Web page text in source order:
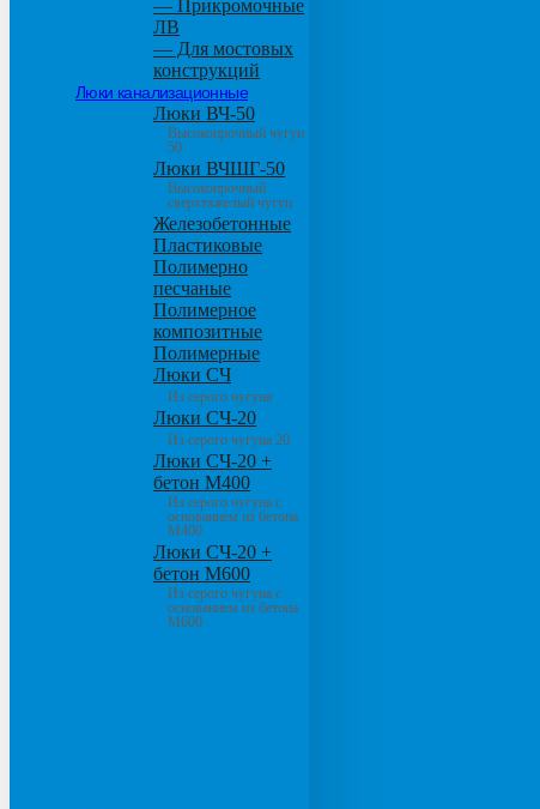
— Прикромочные
ЛВ
— Для мостовых
конструкций
Люки канализационные
Люки ВЧ-50
Высокопрочный чугун
50
Люки ВЧШГ-50
Высокопрочный
сверхтяжелый чугун
Железобетонные
Пластиковые
Полимерно
песчаные
Полимерное
композитные
Полимерные
Люки СЧ
Из серого чугуна
Люки СЧ-20
Из серого чугуна 20
Люки СЧ-20 +
бетон М400
Из серого чугуна с
основанием из бетона
М400
Люки СЧ-20 +
бетон М600
Из серого чугуна с
основанием из бетона
М600